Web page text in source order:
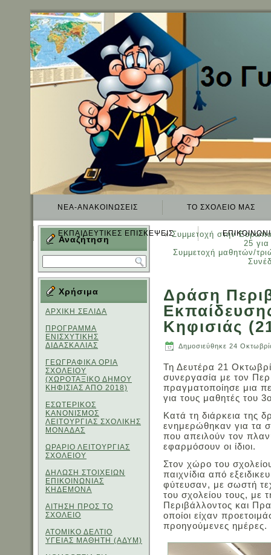
ΝΈΑ-ΑΝΑΚΟΙΝΏΣΕΙΣ TO ΣΧΟΛΕΊΟ ΜΑΣ
ΕΚΠΑΙΔΕΥΤΙΚΈΣ ΕΠΙΣΚΈΨΕΙΣ
Αναζήτηση
Χρήσιμα
ΑΡΧΙΚΗ ΣΕΛΙΔΑ
ΠΡΟΓΡΑΜΜΑ
ΕΝΙΣΧΥΤΙΚΗΣ
ΔΙΔΑΣΚΑΛΙΑΣ
ΓΕΩΓΡΑΦΙΚΑ ΟΡΙΑ
ΣΧΟΛΕΙΟΥ
(ΧΩΡΟΤΑΞΙΚΟ ΔΗΜΟΥ
ΚΗΦΙΣΙΑΣ ΑΠΟ 2018)
ΕΣΩΤΕΡΙΚΟΣ
ΚΑΝΟΝΙΣΜΟΣ
ΛΕΙΤΟΥΡΓΙΑΣ ΣΧΟΛΙΚΗΣ
ΜΟΝΑΔΑΣ
ΩΡΑΡΙΟ ΛΕΙΤΟΥΡΓΙΑΣ
ΣΧΟΛΕΙΟΥ
ΔΗΛΩΣΗ ΣΤΟΙΧΕΙΩΝ
ΕΠΙΚΟΙΝΩΝΙΑΣ
ΚΗΔΕΜΟΝΑ
ΑΙΤΗΣΗ ΠΡΟΣ ΤΟ
ΣΧΟΛΕΙΟ
ΑΤΟΜΙΚΟ ΔΕΛΤΙΟ
ΥΓΕΙΑΣ ΜΑΘΗΤΗ (ΑΔΥΜ)
«Συμμετοχή στην
25
Συμμετοχή μαθητών/
Δράση
Κηφισιάς
Δημοσιεύθηκε 24
Τη Δευτέρα 21
συνεργασία με τον
πραγματοποίησε μια
για τους μαθητές του
Κατά τη διάρκεια της
ενημερώθηκαν για τα
που απειλούν τον
εφαρμόσουν οι ίδιοι.
Στον χώρο του
παιχνίδια από
φύτευσαν, με σωστή
του σχολείου τους, με
Περιβάλλοντος και
οποίοι είχαν
προηγούμενες ημέρες.